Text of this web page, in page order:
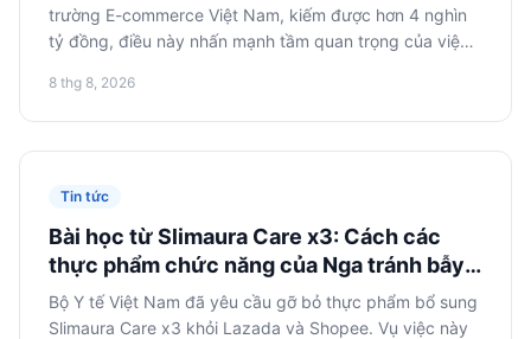
trường E-commerce Việt Nam, kiếm được hơn 4 nghìn
tỷ đồng, điều này nhấn mạnh tầm quan trọng của việc
phương đối với các công ty Nga đang tìm cách mở
rộng sang châu Á.
8 thg 8, 2026
Tin tức
Bài học từ Slimaura Care x3: Cách các
thực phẩm chức năng của Nga tránh bẫy
quy định tại các sàn thương mại điện tử
châu Á
Bộ Y tế Việt Nam đã yêu cầu gỡ bỏ thực phẩm bổ sung
Slimaura Care x3 khỏi Lazada và Shopee. Vụ việc này